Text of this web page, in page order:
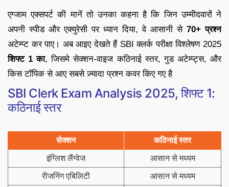
एग्जाम एक्सपर्ट की मानें तो उनका कहना है कि जिन उम्मीदवारों ने
अपनी स्पीड और एक्युरेसी पर ध्यान दिया, वे आसानी से 70+ प्रश्न
अटेम्प्ट कर पाए। अब आइए देखते हैं SBI क्लर्क परीक्षा विश्लेषण 2025
शिफ्ट 1 का, जिसमे सेक्शन-वाइज कठिनाई स्तर, गुड अटेम्प्ट्स, और
किस टॉपिक से आए सबसे ज़्यादा प्रश्न कवर किए गए है
SBI Clerk Exam Analysis 2025, शिफ्ट 1:
कठिनाई स्तर
सेक्शन कठिनाई स्तर
इंग्लिश लैंग्वेज आसान से मध्यम
रीजनिंग एबिलिटी आसान से मध्यम